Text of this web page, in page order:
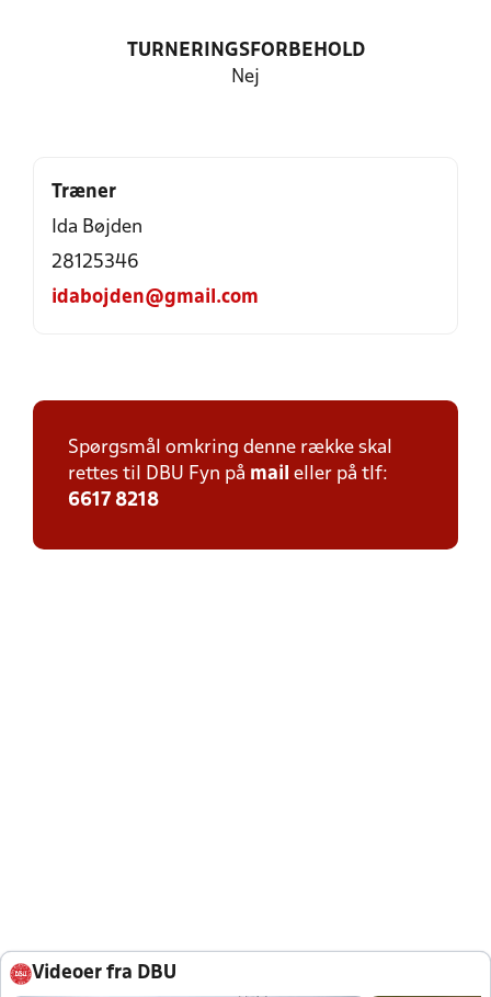
TURNERINGSFORBEHOLD
Nej
Træner
Ida Bøjden
28125346
idabojden@gmail.com
Spørgsmål omkring denne række skal
rettes til DBU Fyn på mail eller på tlf:
6617 8218
Videoer fra DBU